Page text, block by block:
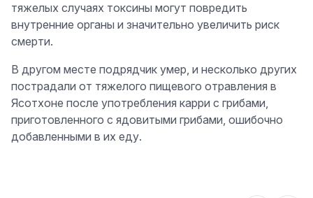
тяжелых случаях токсины могут повредить
внутренние органы и значительно увеличить риск
смерти.
В другом месте подрядчик умер, и несколько других
пострадали от тяжелого пищевого отравления в
Ясотхоне после употребления карри с грибами,
приготовленного с ядовитыми грибами, ошибочно
добавленными в их еду.